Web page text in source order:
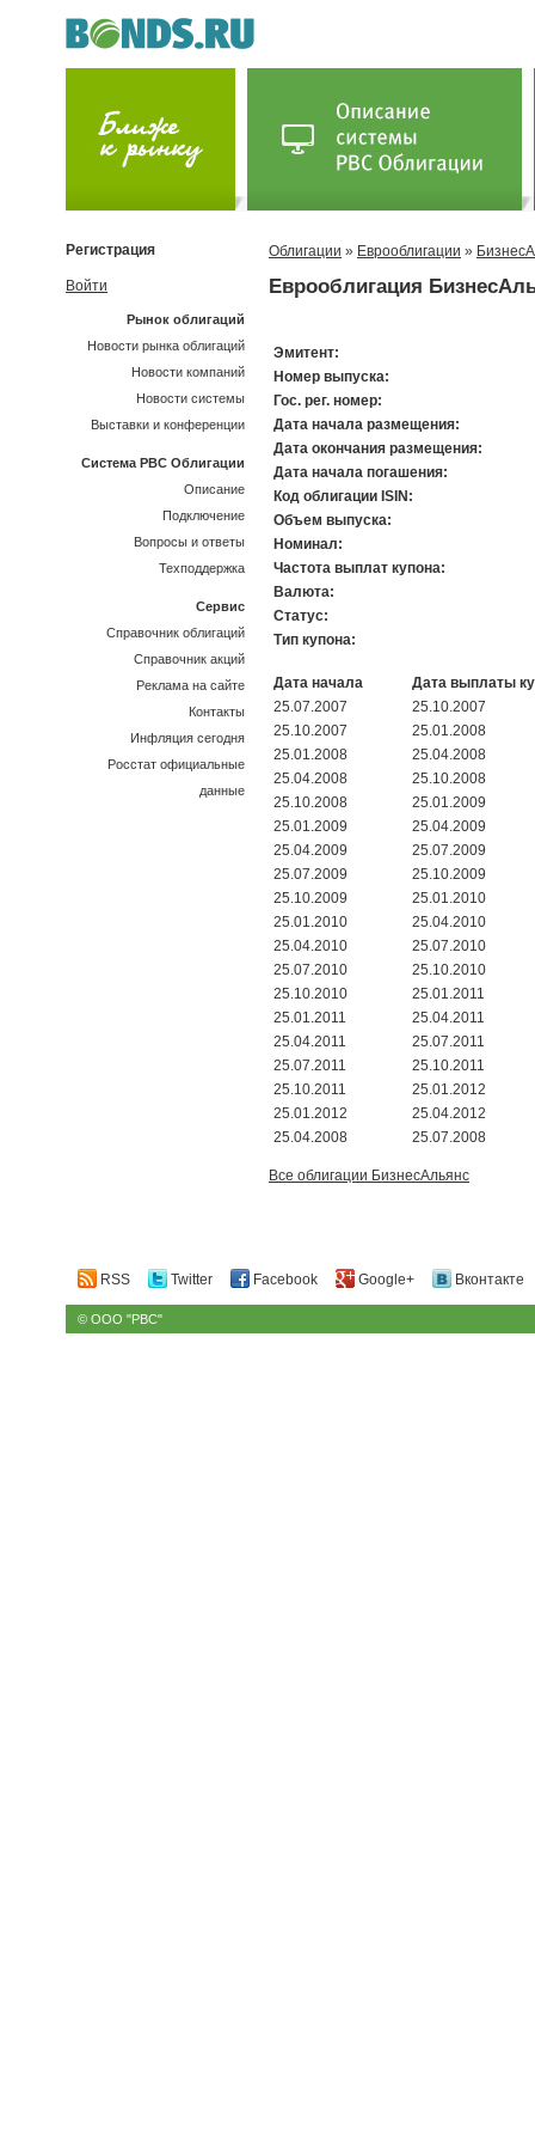
Облигации » Еврооблигации »
Еврооблигация
Эмитент:
Номер выпуска:
Гос. рег. номер:
Дата начала размещения:
Дата окончания размещения:
Дата начала погашения:
Код облигации ISIN:
Объем выпуска:
Номинал:
Частота выплат купона:
Валюта:
Статус:
Тип купона:
Дата начала
Дата выплаты
25.07.2007
25.10.2007
25.10.2007
25.01.2008
25.01.2008
25.04.2008
25.04.2008
25.10.2008
25.10.2008
25.01.2009
25.01.2009
25.04.2009
25.04.2009
25.07.2009
25.07.2009
25.10.2009
25.10.2009
25.01.2010
25.01.2010
25.04.2010
25.04.2010
25.07.2010
25.07.2010
25.10.2010
25.10.2010
25.01.2011
25.01.2011
25.04.2011
25.04.2011
25.07.2011
25.07.2011
25.10.2011
25.10.2011
25.01.2012
25.01.2012
25.04.2012
25.04.2008
25.07.2008
Все облигации БизнесАльянс
Регистрация
Войти
Рынок облигаций
Новости рынка облигаций
Новости компаний
Новости системы
Выставки и конференции
Система РВС Облигации
Описание
Подключение
Вопросы и ответы
Техподдержка
Сервис
Справочник облигаций
Справочник акций
Реклама на сайте
Контакты
Инфляция сегодня
Росстат официальные
данные
RSS Twitter Facebook Google+ Вконтакте
© ООО "РВС"